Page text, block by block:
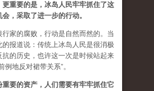
更重要的是，冰岛人民牢牢抓住了这
，采取了进一步的行动。
行家的腐败，行动是自然而然的。当
的报道说：传统上冰岛人民是很消极
抗的历史，也许这一次是时候站起来
例地反对裙带关系”。
重要的资产，人们需要有牢牢抓住它